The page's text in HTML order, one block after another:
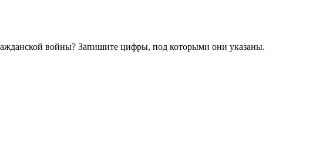
войны? Запишите цифры, под которыми они указаны.